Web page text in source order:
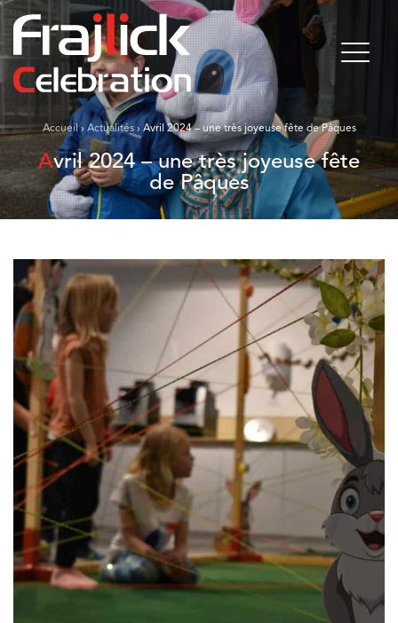
Accueil›Actualités›Avril 2024 – une très joyeuse fête de Pâques
Avril 2024 – une très joyeuse fête
de Pâques